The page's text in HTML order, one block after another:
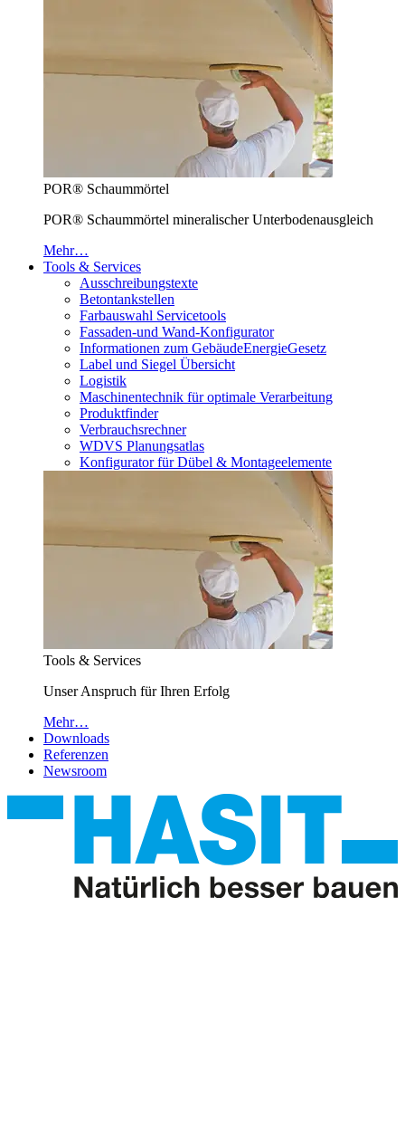
POR® Schaummörtel
POR® Schaummörtel mineralischer Unterbodenausgleich
Mehr…
Tools & Services
Ausschreibungstexte
Betontankstellen
Farbauswahl Servicetools
Fassaden-und Wand-Konfigurator
Informationen zum GebäudeEnergieGesetz
Label und Siegel Übersicht
Logistik
Maschinentechnik für optimale Verarbeitung
Produktfinder
Verbrauchsrechner
WDVS Planungsatlas
Konfigurator für Dübel & Montageelemente
Tools & Services
Unser Anspruch für Ihren Erfolg
Mehr…
Downloads
Referenzen
Newsroom